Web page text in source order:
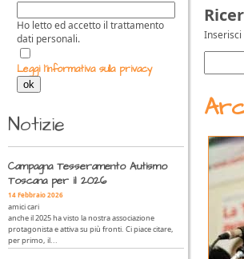
Inserisci
Ho letto ed accetto il trattamento
dati personali.
Leggi l'informativa sulla privacy
ok
Notizie
Campagna Tesseramento Autismo
Toscana per il 2026
14 Febbraio 2026
amici cari
anche il 2025 ha visto la nostra associazione
protagonista e attiva su più fronti. Ci piace citare,
per primo, il...